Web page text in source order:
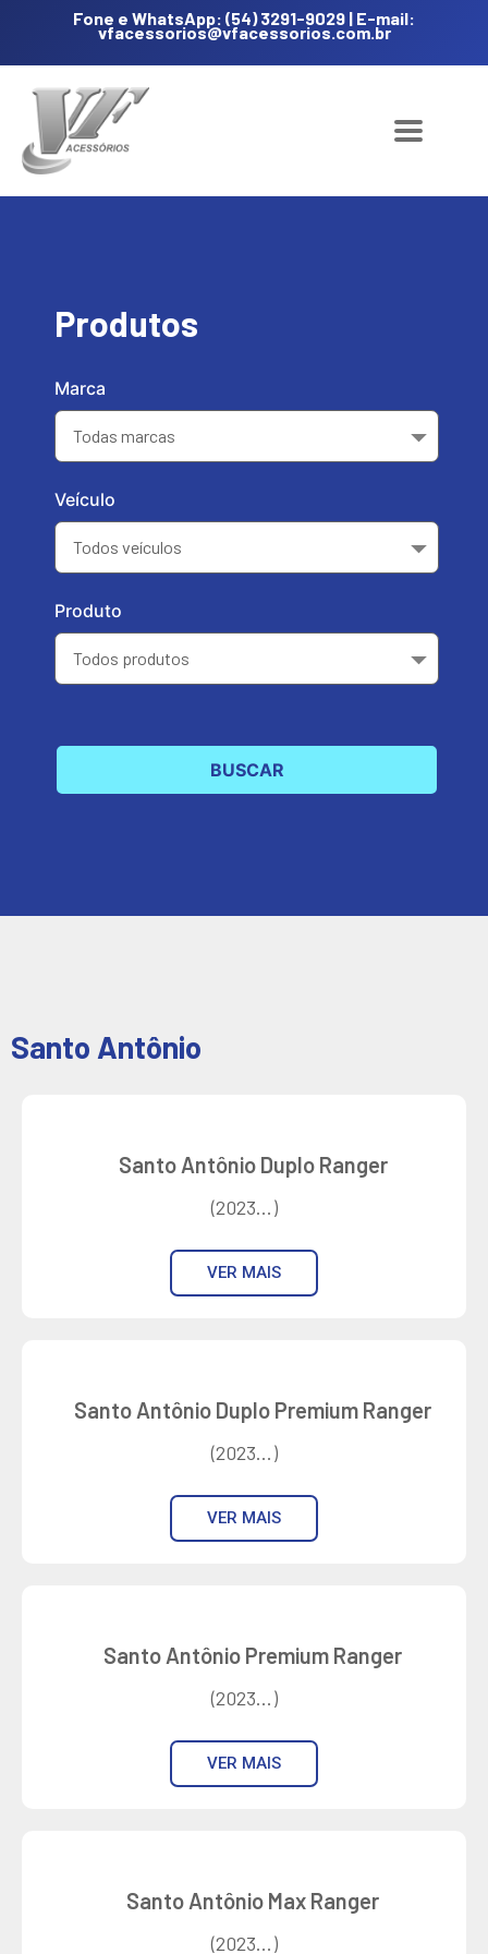
Fone e WhatsApp: (54) 3291-9029 | E-mail:
vfacessorios@vfacessorios.com.br
Produtos
Marca
Veículo
Produto
Santo Antônio
Santo Antônio Duplo Ranger
(2023...)
VER MAIS
Santo Antônio Duplo Premium Ranger
(2023...)
VER MAIS
Santo Antônio Premium Ranger
(2023...)
VER MAIS
Santo Antônio Max Ranger
(2023...)